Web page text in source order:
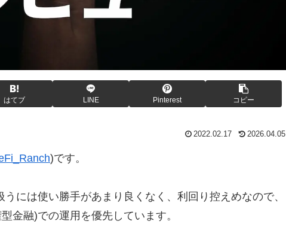
はてブ LINE Pinterest コピー
2022.02.17 2026.04.05
)です。
うには使い勝手があまり良くなく、利回り控えめなので、
金融)での運用を優先しています。